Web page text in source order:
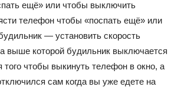
ещё» или чтобы выключить
телефон чтобы «поспать ещё» или
— установить скорость
выше которой будильник выключается
того чтобы выкинуть телефон в окно, а
сам когда вы уже едете на